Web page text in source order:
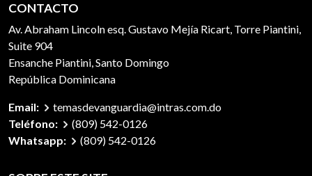
CONTACTO
Av. Abraham Lincoln esq. Gustavo Mejía Ricart, Torre Piantini,
Suite 904
Ensanche Piantini, Santo Domingo
República Dominicana
Email:
temasdevanguardia@intras.com.do
Teléfono:
(809) 542-0126
Whatsapp:
(809) 542-0126